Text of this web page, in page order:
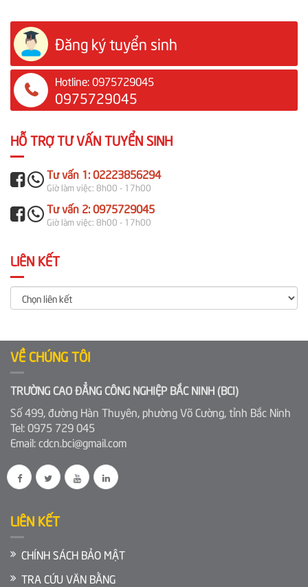
Đăng ký tuyển sinh
Hotline: 0975729045
0975729045
HỖ TRỢ TƯ VẤN TUYỂN SINH
Tư vấn 1: 02223856294
Giờ làm việc: 8h00 - 17h00
Tư vấn 2: 0975729045
Giờ làm việc: 8h00 - 17h00
LIÊN KẾT
VỀ CHÚNG TÔI
TRƯỜNG CAO ĐẲNG CÔNG NGHIỆP BẮC NINH (BCI)
Số 499, đường Hàn Thuyên, phường Võ Cường, tỉnh Bắc Ninh
Tel: 0975 729 045
Email: cdcn.bci@gmail.com
LIÊN KẾT
CHÍNH SÁCH BẢO MẬT
TRA CỨU VĂN BẰNG